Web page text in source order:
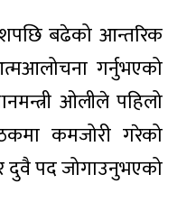
बढेको आन्तरिक
गर्नुभएको
ओलीले पहिलो
कमजोरी गरेको
दुवै पद जोगाउनुभएको